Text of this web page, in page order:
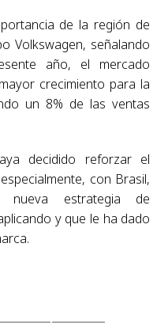
de la región de
Volkswagen, señalando
año, el mercado
crecimiento para la
un 8% de las ventas
decidido reforzar el
con Brasil,
estrategia de
y que le ha dado